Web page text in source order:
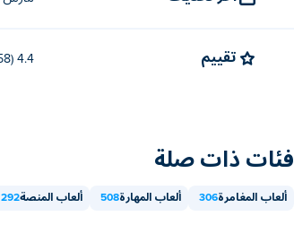
تقييم 4.4 (378,958 الأصوات)
فئات ذات صلة
ألعاب المغامرة306 ألعاب المهارة508 ألعاب المنصة292